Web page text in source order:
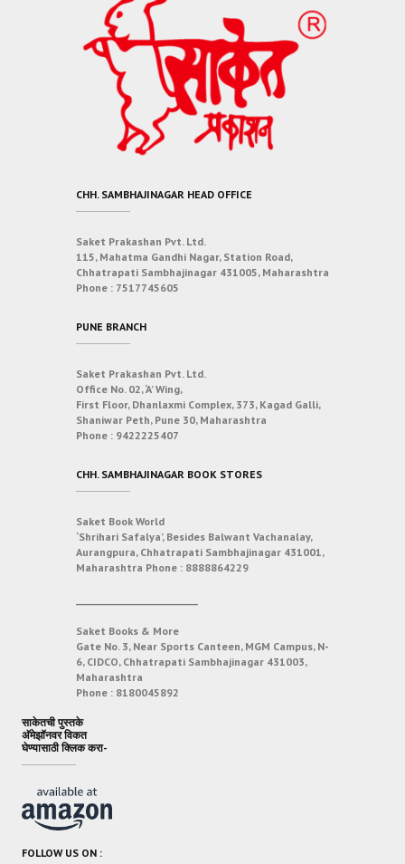
CHH. SAMBHAJINAGAR HEAD OFFICE
Saket Prakashan Pvt. Ltd.
115, Mahatma Gandhi Nagar, Station Road,
Chhatrapati Sambhajinagar 431005, Maharashtra
Phone : 7517745605
PUNE BRANCH
Saket Prakashan Pvt. Ltd.
Office No. 02, ‘A’ Wing,
First Floor, Dhanlaxmi Complex, 373, Kagad Galli,
Shaniwar Peth, Pune 30, Maharashtra
Phone : 9422225407
CHH. SAMBHAJINAGAR BOOK STORES
Saket Book World
‘Shrihari Safalya’, Besides Balwant Vachanalay,
Aurangpura, Chhatrapati Sambhajinagar 431001,
Maharashtra Phone : 8888864229
Saket Books & More
Gate No. 3, Near Sports Canteen, MGM Campus, N-
6, CIDCO, Chhatrapati Sambhajinagar 431003,
Maharashtra
Phone : 8180045892
साकेतची पुस्तके
अ‍ॅमेझॉनवर विकत
घेण्यासाठी क्लिक करा-
FOLLOW US ON :